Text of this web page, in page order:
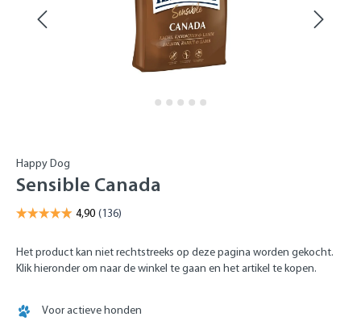
Happy Dog
Sensible Canada
Het product kan niet rechtstreeks op deze pagina worden gekocht.
Klik hieronder om naar de winkel te gaan en het artikel te kopen.
Voor actieve honden